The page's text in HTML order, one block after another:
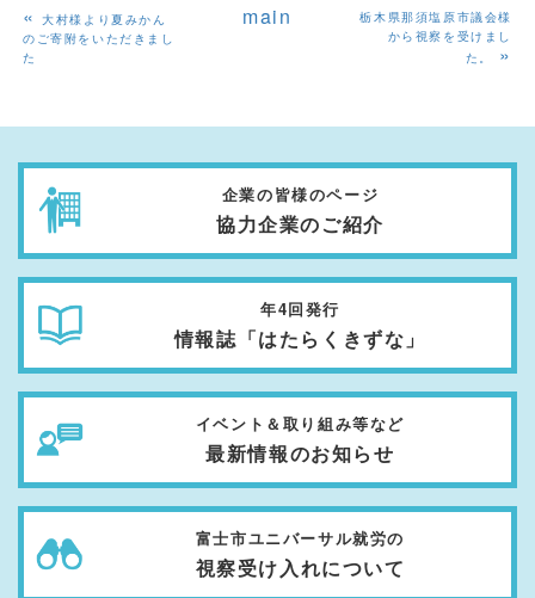
«大村様より夏みかん
のご寄附をいただきまし
た
main
栃木県那須塩原市議会様
から視察を受けまし
た。
»
企業の皆様のページ
協力企業のご紹介
年4回発行
情報誌「はたらくきずな」
イベント＆取り組み等など
最新情報のお知らせ
富士市ユニバーサル就労の
視察受け入れについて